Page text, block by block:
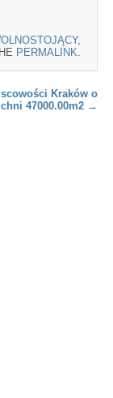
,
PERMALINK
Kraków o
47000.00m2 →